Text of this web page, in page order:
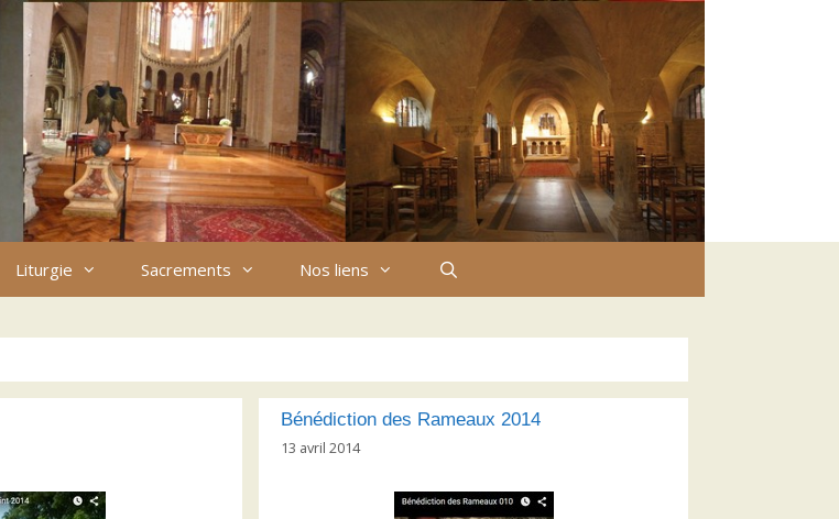
Liturgie Sacrements
Nos liens
Bénédiction des Rameaux 2014
13 avril 2014